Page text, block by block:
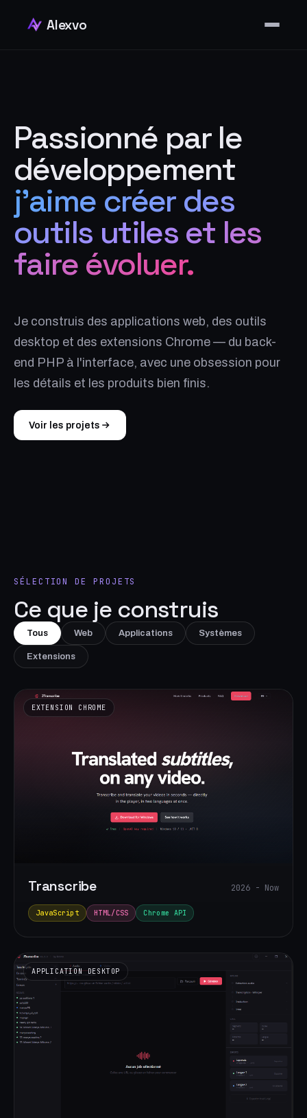
Alexvo
Contact
Me contacter
FR NL
Passionné par le
développement
j'aime créer des
outils utiles et les
faire évoluer.
Je construis des applications web, des outils
desktop et des extensions Chrome — du back-
end PHP à l'interface, avec une obsession pour
les détails et les produits bien finis.
Voir les projets
SÉLECTION DE PROJETS
Ce que je construis
Tous Web Applications Systèmes
Extensions
EXTENSION CHROME
Transcribe 2026 - Now
JavaScript HTML/CSS Chrome API
APPLICATION DESKTOP